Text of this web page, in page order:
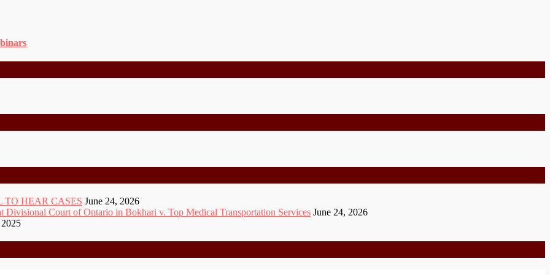
HEAR CASES June 24, 2026
Court of Ontario in Bokhari v. Top Medical Transportation Services June 24, 2026